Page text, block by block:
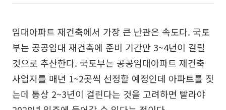
임대아파트 재건축에서 가장 큰 난관은 속도다. 국토
부는 공공임대 재건축에 준비 기간만 3~4년이 걸릴
것으로 추산한다. 국토부는 공공임대아파트 재건축
사업지를 매년 1~2곳씩 선정할 예정인데 아파트를 짓
는데 통상 2~3년이 걸린다는 것을 고려하면 빨라야